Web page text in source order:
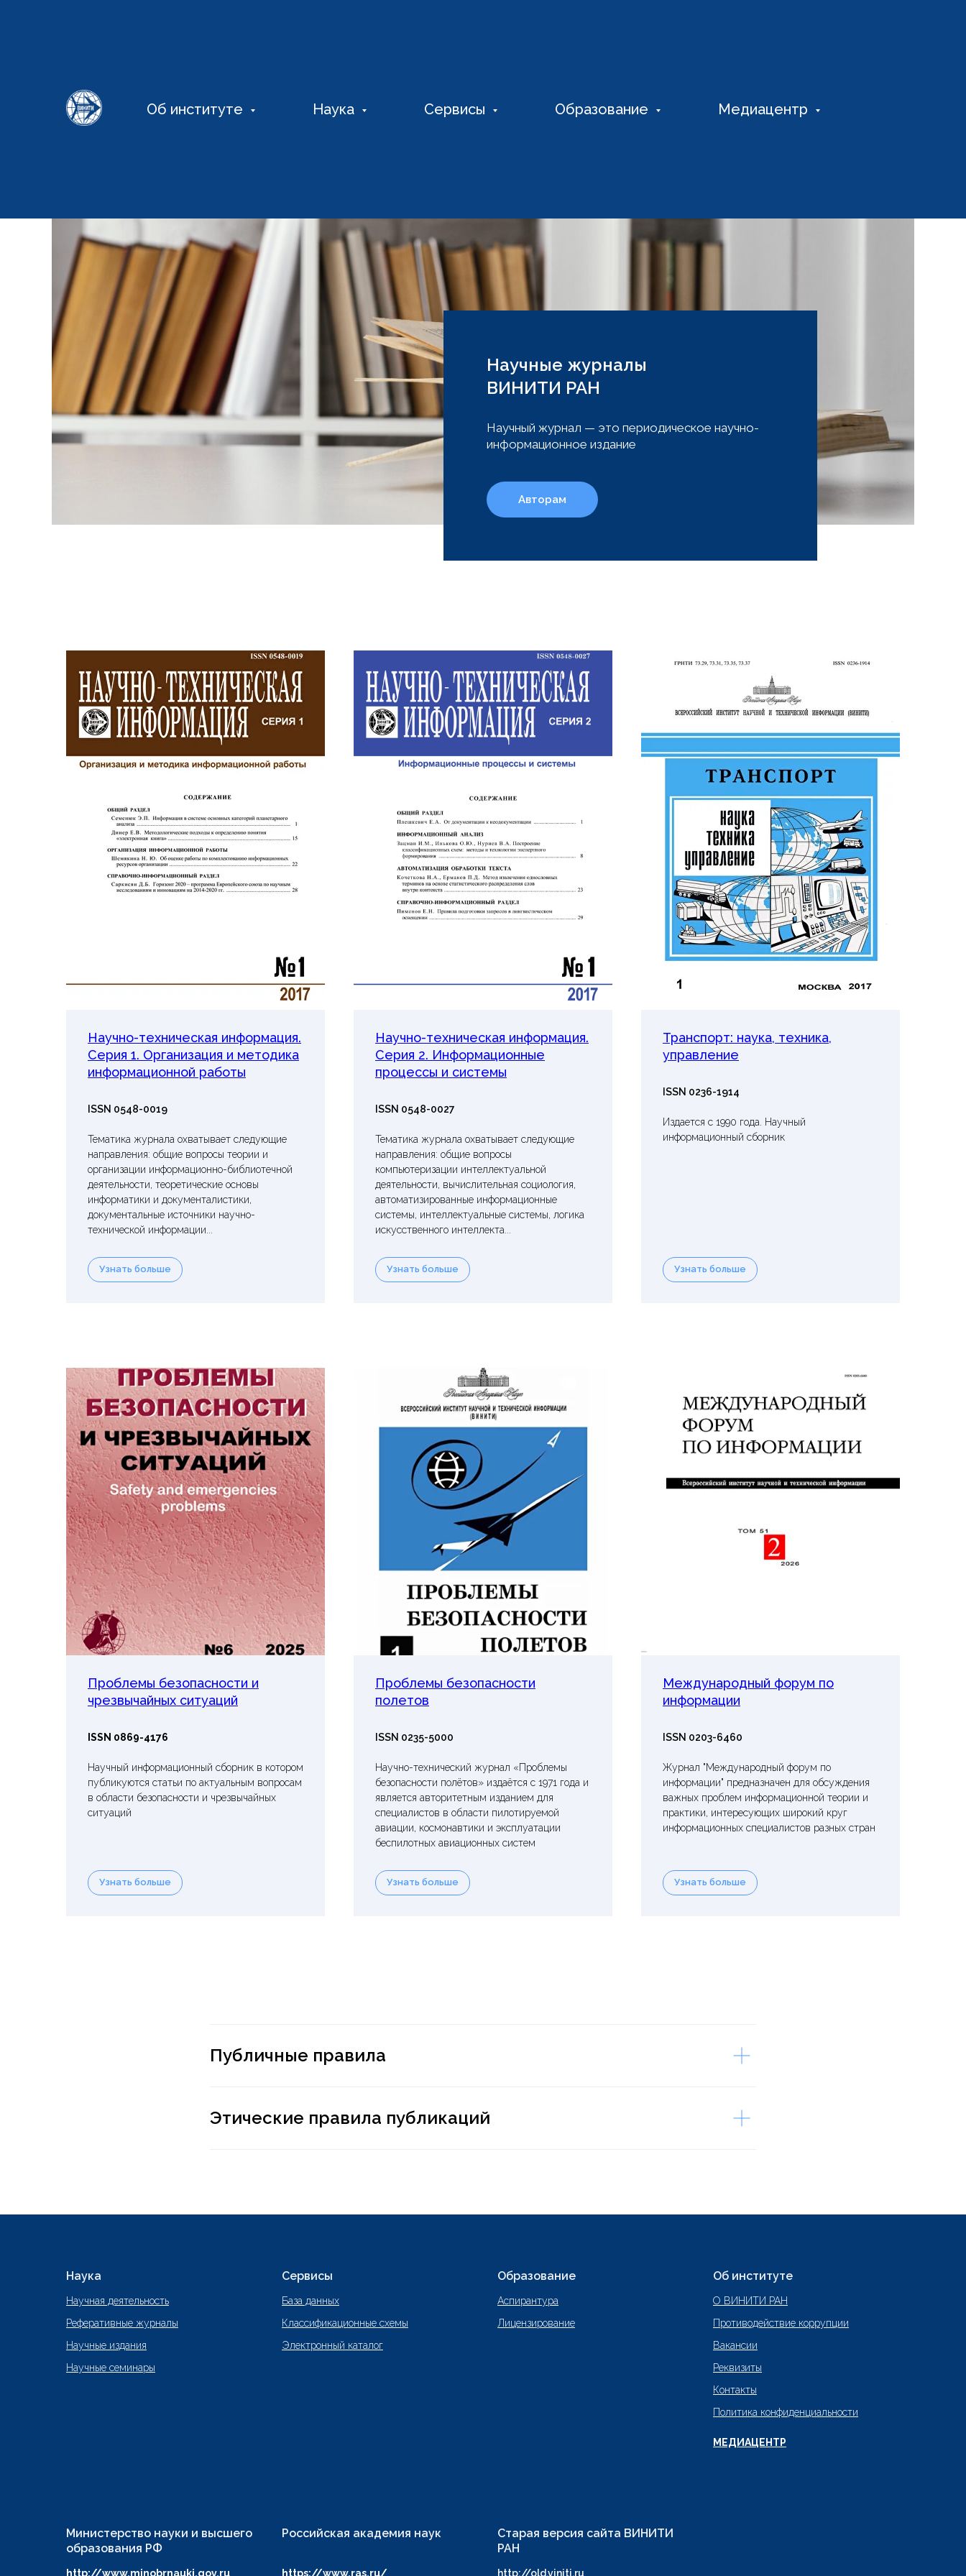
Об институте Наука Сервисы Образование Медиацентр
Научные журналы
ВИНИТИ РАН
Научный журнал — это периодическое научно-
информационное издание
Авторам
Научно-техническая информация.
Серия 1. Организация и методика
информационной работы
ISSN 0548-0019
Тематика журнала охватывает следующие
направления: общие вопросы теории и
организации информационно-библиотечной
деятельности, теоретические основы
информатики и документалистики,
документальные источники научно-
технической информации...
Узнать больше
Научно-техническая информация.
Серия 2. Информационные
процессы и системы
ISSN 0548-0027
Тематика журнала охватывает следующие
направления: общие вопросы
компьютеризации интеллектуальной
деятельности, вычислительная социология,
автоматизированные информационные
системы, интеллектуальные системы, логика
искусственного интеллекта...
Узнать больше
Транспорт: наука, техника,
управление
ISSN 0236-1914
Издается с 1990 года. Научный
информационный сборник
Узнать больше
Проблемы безопасности и
чрезвычайных ситуаций
ISSN 0869-4176
Научный информационный сборник в котором
публикуются статьи по актуальным вопросам
в области безопасности и чрезвычайных
ситуаций
Узнать больше
Проблемы безопасности
полетов
ISSN 0235-5000
Научно-технический журнал «Проблемы
безопасности полётов» издаётся с 1971 года и
является авторитетным изданием для
специалистов в области пилотируемой
авиации, космонавтики и эксплуатации
беспилотных авиационных систем
Узнать больше
Международный форум по
информации
ISSN 0203-6460
Журнал "Международный форум по
информации" предназначен для обсуждения
важных проблем информационной теории и
практики, интересующих широкий круг
информационных специалистов разных стран
Узнать больше
Публичные правила
Этические правила публикаций
Наука
Научная деятельность
Реферативные журналы
Научные издания
Научные семинары
Сервисы
База данных
Классификационные схемы
Электронный каталог
Образование
Аспирантура
Лицензирование
Об институте
О ВИНИТИ РАН
Противодействие коррупции
Вакансии
Реквизиты
Контакты
Политика конфиденциальности
МЕДИАЦЕНТР
Министерство науки и высшего
образования РФ
http://www.minobrnauki.gov.ru
Российская академия наук
https://www.ras.ru/
Старая версия сайта ВИНИТИ
РАН
http://old.viniti.ru